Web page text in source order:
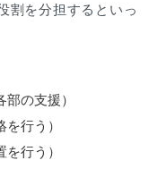
割を分担するといっ
の支援）
行う）
行う）